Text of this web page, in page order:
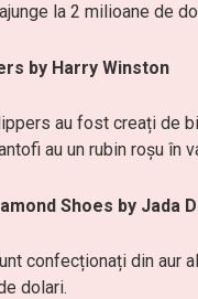
la 2 milioane de
by Harry Winston
au fost creați de
au un rubin roșu în
Shoes by Jada
confecționați din aur
dolari.